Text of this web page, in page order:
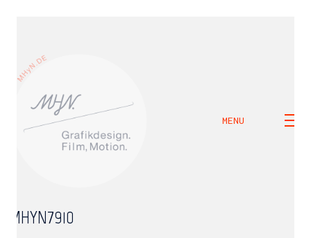
MENU
MHYN7910